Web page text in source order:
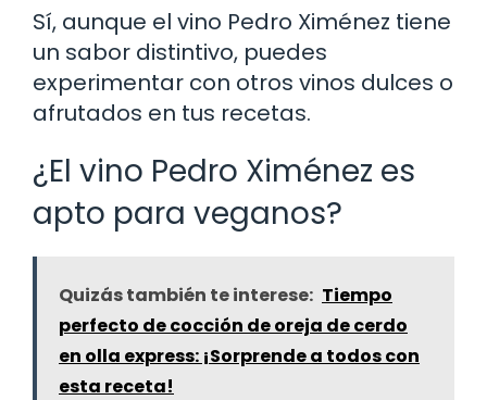
Sí, aunque el vino Pedro Ximénez tiene
un sabor distintivo, puedes
experimentar con otros vinos dulces o
afrutados en tus recetas.
¿El vino Pedro Ximénez es
apto para veganos?
Quizás también te interese: Tiempo
perfecto de cocción de oreja de cerdo
en olla express: ¡Sorprende a todos con
esta receta!